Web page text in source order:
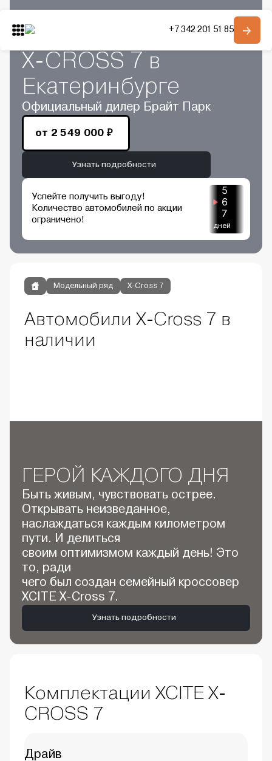
О компании
Контакты
Получить консультацию
+7 342 201 51 85
Купить XCITE
X-CROSS 7 в
Екатеринбурге
Официальный дилер Брайт Парк
от 2 549 000 ₽
Узнать подробности
Успейте получить выгоду!
Количество автомобилей по акции
ограничено!
7
6
5
дней
Модельный ряд X-Cross 7
Автомобили X-Cross 7 в
наличии
ГЕРОЙ КАЖДОГО ДНЯ
Быть живым, чувствовать острее.
Открывать неизведанное,
наслаждаться каждым километром
пути. И делиться
своим оптимизмом каждый день! Это
то, ради
чего был создан семейный кроссовер
XCITE X-Cross 7.
Узнать подробности
Комплектации XCITE X-
CROSS 7
Драйв